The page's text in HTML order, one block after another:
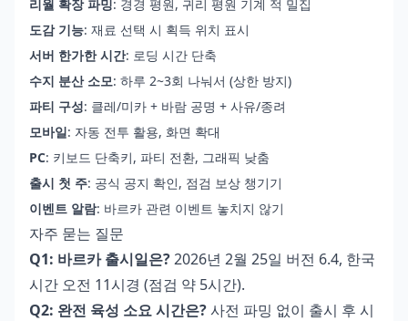
리월 확장 파밍: 경경 평원, 귀리 평원 기계 적 밀집
도감 기능: 재료 선택 시 획득 위치 표시
서버 한가한 시간: 로딩 시간 단축
수지 분산 소모: 하루 2~3회 나눠서 (상한 방지)
파티 구성: 클레/미카 + 바람 공명 + 사유/종려
모바일: 자동 전투 활용, 화면 확대
PC: 키보드 단축키, 파티 전환, 그래픽 낮춤
출시 첫 주: 공식 공지 확인, 점검 보상 챙기기
이벤트 알람: 바르카 관련 이벤트 놓치지 않기
자주 묻는 질문
Q1: 바르카 출시일은?2026년 2월 25일 버전 6.4, 한국
시간 오전 11시경 (점검 약 5시간).
Q2: 완전 육성 소요 시간은?사전 파밍 없이 출시 후 시